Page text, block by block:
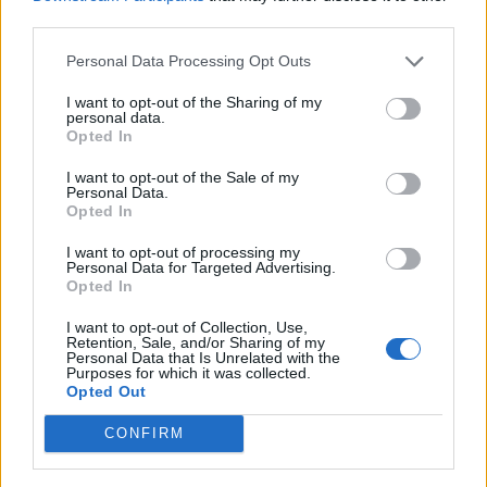
Personal Data Processing Opt Outs
I want to opt-out of the Sharing of my
personal data.
Opted In
I want to opt-out of the Sale of my
Personal Data.
Opted In
I want to opt-out of processing my
Personal Data for Targeted Advertising.
Opted In
I want to opt-out of Collection, Use,
Retention, Sale, and/or Sharing of my
Personal Data that Is Unrelated with the
Purposes for which it was collected.
Opted Out
CONFIRM
Com esta iniciativa, a Bajaj reforça a sua missão de
Dominar 400, equipada com este pack, torna-se
numa companheira completa, segura e preparada
para enfrentar longas distâncias desde o primeiro
quilómetro.Se estiver interessado e quiser mais
informações sobre a gama Bajaj, campanhas e
test‑rides podem ser encontradas no site oficial da